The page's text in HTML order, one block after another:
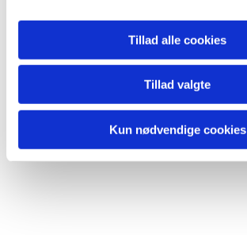
Tillad alle cookies
Tillad valgte
Kun nødvendige cookies